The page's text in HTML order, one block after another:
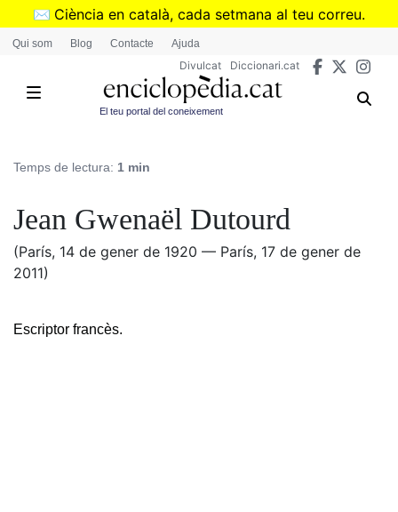
Vés
✉️ Ciència en català, cada setmana al teu correu.
➜Subscriu-te al butlletí de Divulcat
Qui som Blog Contacte Ajuda
Divulcat Diccionari.cat
El teu portal del coneixement
Temps de lectura: 1 min
Jean Gwenaël Dutourd
(París, 14 de gener de 1920 — París, 17 de gener de
2011)
Escriptor francès.